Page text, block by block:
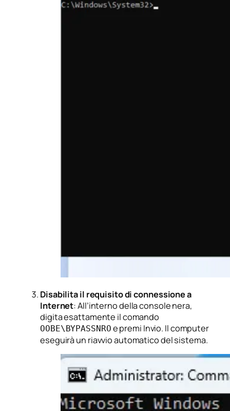
Disabilita il requisito di connessione a
Internet: All’interno della console nera,
digita esattamente il comando
OOBE\BYPASSNRO e premi Invio. Il computer
eseguirà un riavvio automatico del sistema.